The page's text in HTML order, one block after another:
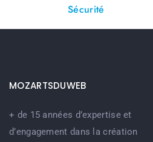
Sécurité
MOZARTSDUWEB
+ de 15 années d’expertise et
d’engagement dans la création